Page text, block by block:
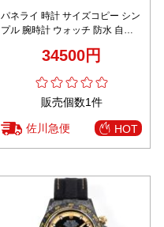
パネライ 時計 サイズコピー シン
プル 腕時計 ウォッチ 防水 自動
34500円
販売個数1件
佐川急便 HOT